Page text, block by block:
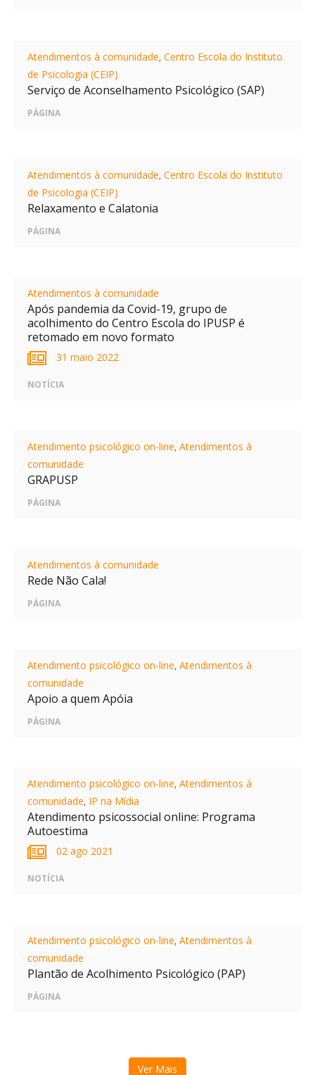
Atendimentos à comunidade, Centro Escola do Instituto
de Psicologia (CEIP)
Serviço de Aconselhamento Psicológico (SAP)
PÁGINA
Atendimentos à comunidade, Centro Escola do Instituto
de Psicologia (CEIP)
Relaxamento e Calatonia
PÁGINA
Atendimentos à comunidade
Após pandemia da Covid-19, grupo de
acolhimento do Centro Escola do IPUSP é
retomado em novo formato
31 maio 2022
NOTÍCIA
Atendimento psicológico on-line, Atendimentos à
comunidade
GRAPUSP
PÁGINA
Atendimentos à comunidade
Rede Não Cala!
PÁGINA
Atendimento psicológico on-line, Atendimentos à
comunidade
Apoio a quem Apóia
PÁGINA
Atendimento psicológico on-line, Atendimentos à
comunidade, IP na Mídia
Atendimento psicossocial online: Programa
Autoestima
02 ago 2021
NOTÍCIA
Atendimento psicológico on-line, Atendimentos à
comunidade
Plantão de Acolhimento Psicológico (PAP)
PÁGINA
Ver Mais